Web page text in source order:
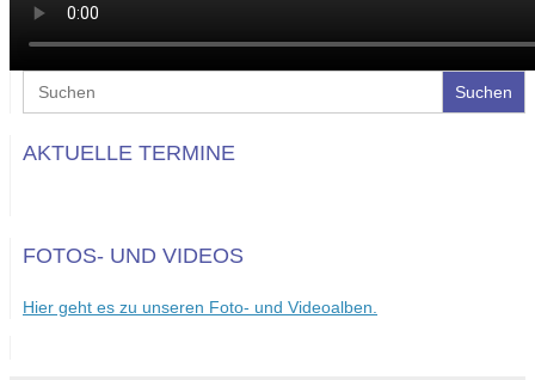
Search
for:
AKTUELLE TERMINE
FOTOS- UND VIDEOS
Hier geht es zu unseren Foto- und Videoalben.